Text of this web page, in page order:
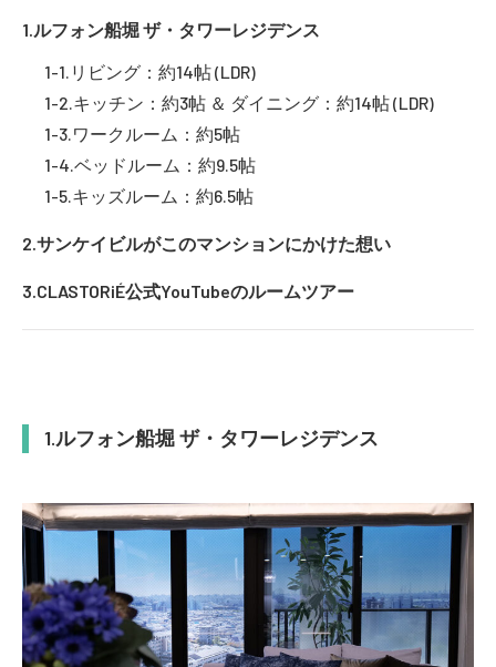
ルフォン船堀 ザ・タワーレジデンス
リビング：約14帖 (LDR)
キッチン：約3帖 ＆ ダイニング：約14帖 (LDR)
ワークルーム：約5帖
ベッドルーム：約9.5帖
キッズルーム：約6.5帖
サンケイビルがこのマンションにかけた想い
CLASTORiÉ公式YouTubeのルームツアー
ルフォン船堀 ザ・タワーレジデンス